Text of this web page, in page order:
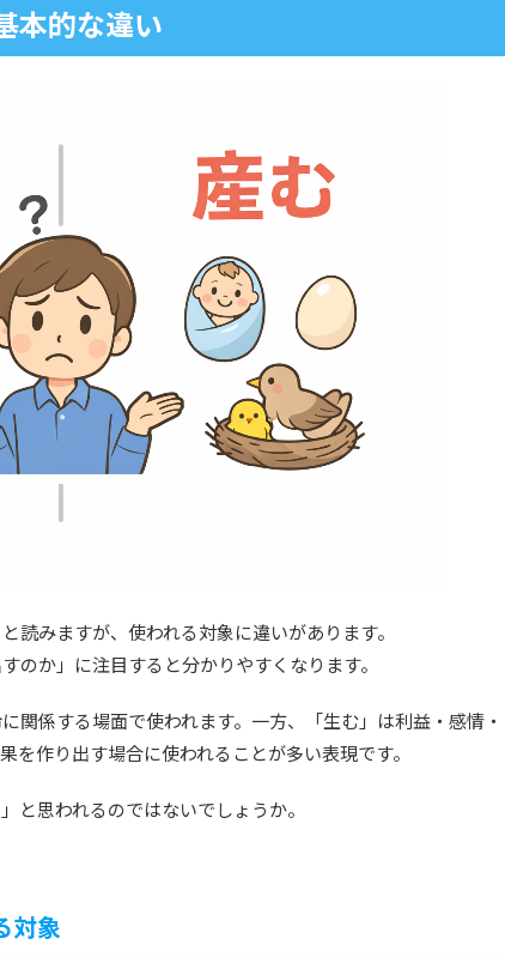
本的な違い
読みますが、使われる対象に違いがあります。
のか」に注目すると分かりやすくなります。
関係する場面で使われます。一方、「生む」は利益・感情・
を作り出す場合に使われることが多い表現です。
と思われるのではないでしょうか。
対象